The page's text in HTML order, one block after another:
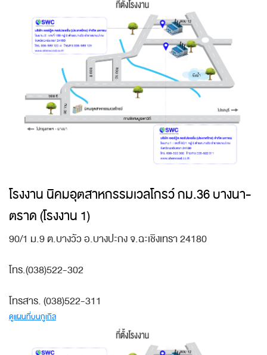
โรงงาน นิคมอุตสาหกรรมเวลโกรว์ กม.36 บางนา-
ตราด (โรงงาน 1)
90/1 ม.9 ต.บางวัว อ.บางปะกง จ.ฉะเชิงเทรา 24180
โทร.(038)522-302
โทรสาร. (038)522-311
ดูแผนที่บนกูเกิล